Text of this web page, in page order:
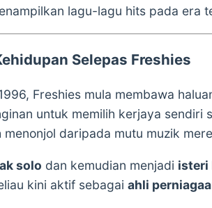
lagu-lagu hits pada era
Selepas Freshies
Freshies mula membawa
untuk memilih kerjaya
daripada mutu muzik
solo dan kemudian menjadi isteri
kini aktif sebagai ahli